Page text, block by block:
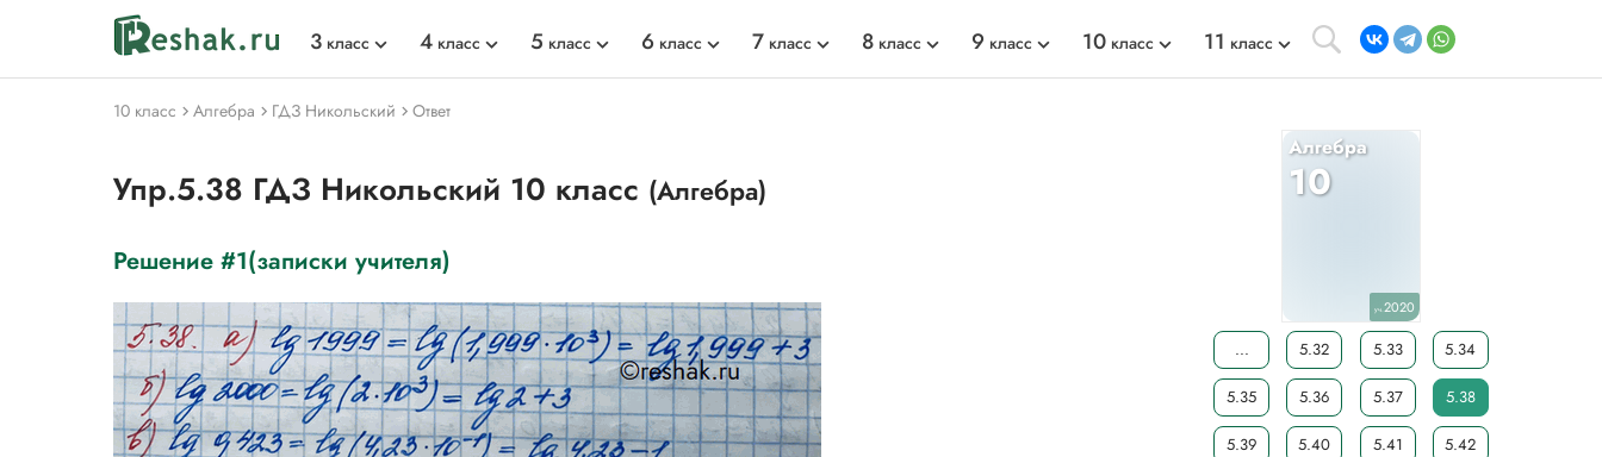
3 класс 4 класс 5 класс 6 класс 7 класс 8 класс 9 класс 10 класс 11 класс
10 класс Алгебра ГДЗ Никольский Ответ
Упр.5.38 ГДЗ Никольский 10 класс (Алгебра)
Решение #1(записки учителя)
Алгебра
10
уч.2020
... 5.32 5.33 5.34
5.35 5.36 5.37 5.38
5.39 5.40 5.41 5.42